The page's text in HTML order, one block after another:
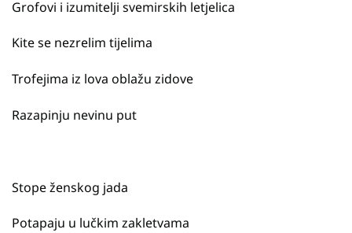
Grofovi i izumitelji svemirskih letjelica
Kite se nezrelim tijelima
Trofejima iz lova oblažu zidove
Razapinju nevinu put
Stope ženskog jada
Potapaju u lučkim zakletvama